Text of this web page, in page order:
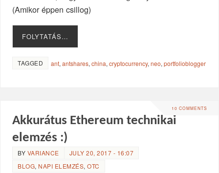
(Amikor éppen csillog)
FOLYTATÁS…
TAGGED ant,antshares,china,cryptocurrency,neo,portfolioblogger
10 COMMENTS
Akkurátus Ethereum technikai
elemzés :)
BY VARIANCE
JULY 20, 2017 - 16:07
BLOG, NAPI ELEMZÉS,OTC